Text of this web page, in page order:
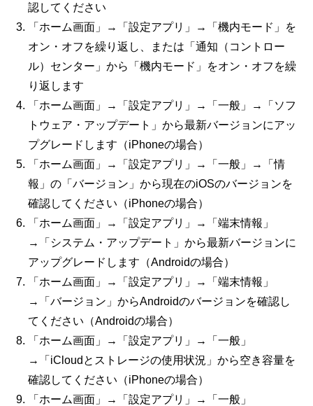
認してください
「ホーム画面」→「設定アプリ」→「機内モード」を
オン・オフを繰り返し、または「通知（コントロー
ル）センター」から「機内モード」をオン・オフを繰
り返します
「ホーム画面」→「設定アプリ」→「一般」→「ソフ
トウェア・アップデート」から最新バージョンにアッ
プグレードします（iPhoneの場合）
「ホーム画面」→「設定アプリ」→「一般」→「情
報」の「バージョン」から現在のiOSのバージョンを
確認してください（iPhoneの場合）
「ホーム画面」→「設定アプリ」→「端末情報」
→「システム・アップデート」から最新バージョンに
アップグレードします（Androidの場合）
「ホーム画面」→「設定アプリ」→「端末情報」
→「バージョン」からAndroidのバージョンを確認し
てください（Androidの場合）
「ホーム画面」→「設定アプリ」→「一般」
→「 iCloud とストレージの使用状況」から空き容量を
確認してください（iPhoneの場合）
「ホーム画面」→「設定アプリ」→「一般」